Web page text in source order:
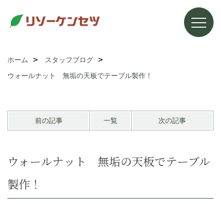
ホーム
スタッフブログ
ウォールナット 無垢の天板でテーブル製作！
前の記事 一覧 次の記事
ウォールナット 無垢の天板でテーブル
製作！